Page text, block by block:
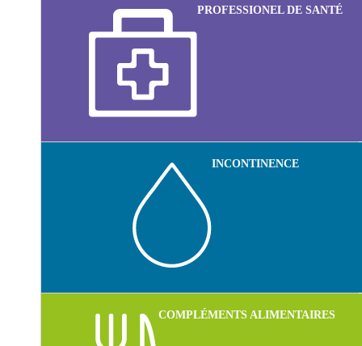
PROFESSIONEL DE SANTÉ
INCONTINENCE
COMPLÉMENTS ALIMENTAIRES